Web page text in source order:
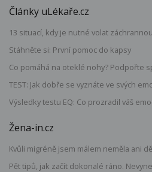
Články uLékaře.cz
13 situací, kdy je nutné volat
Stáhněte si: První pomoc do kapsy
Co pomáhá na oteklé nohy? Podpořte
TEST: Jak dobře se vyznáte ve svých
Výsledky testu EQ: Co prozradil váš
Žena-in.cz
Kvůli migréně jsem málem neměla ani
Pět tipů, jak začít dokonalé ráno.